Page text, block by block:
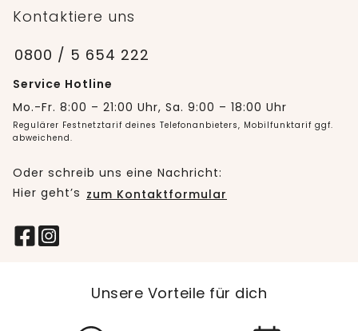
Kontaktiere uns
0800 / 5 654 222
Service Hotline
Mo.-Fr. 8:00 – 21:00 Uhr, Sa. 9:00 – 18:00 Uhr
Regulärer Festnetztarif deines Telefonanbieters, Mobilfunktarif ggf.
abweichend.
Oder schreib uns eine Nachricht:
Hier geht’s zum Kontaktformular
Unsere Vorteile für dich